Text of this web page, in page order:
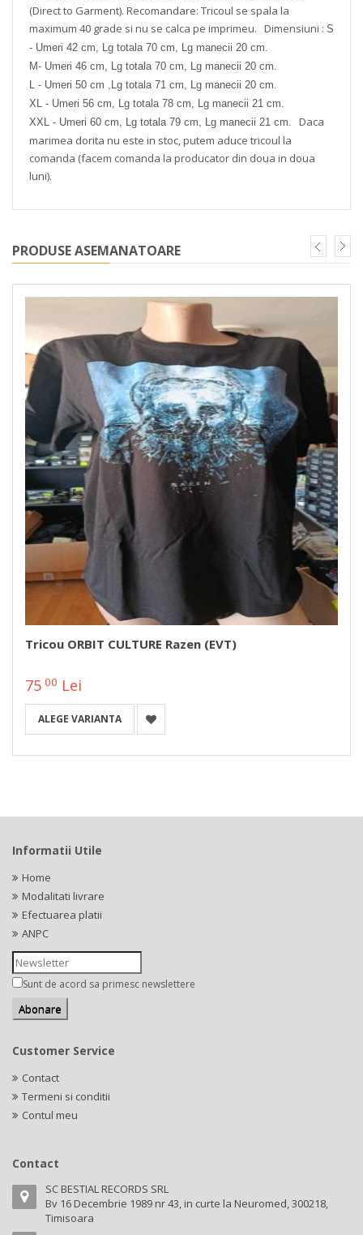
(Direct to Garment). Recomandare: Tricoul se spala la
maximum 40 grade si nu se calca pe imprimeu. Dimensiuni : S
- Umeri 42 cm, Lg totala 70 cm, Lg manecii 20 cm.
M- Umeri 46 cm, Lg totala 70 cm, Lg manecii 20 cm.
L - Umeri 50 cm ,Lg totala 71 cm, Lg manecii 20 cm.
XL - Umeri 56 cm, Lg totala 78 cm, Lg manecii 21 cm.
XXL - Umeri 60 cm, Lg totala 79 cm, Lg manecii 21 cm.
Daca
marimea dorita nu este in stoc, putem aduce tricoul la
comanda (facem comanda la producator din doua in doua
luni).
PRODUSE ASEMANATOARE
Tricou ORBIT CULTURE Razen (EVT)
75 00 Lei
ALEGE VARIANTA
Informatii Utile
Home
Modalitati livrare
Efectuarea platii
ANPC
Sunt de acord sa primesc newslettere
Customer Service
Contact
Termeni si conditii
Contul meu
Contact
SC BESTIAL RECORDS SRL
Bv 16 Decembrie 1989 nr 43, in curte la Neuromed, 300218,
Timisoara